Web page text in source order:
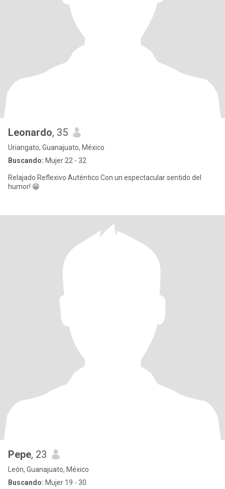
Leonardo, 35
Uriangato, Guanajuato, México
Buscando: Mujer 22 - 32
Relajado Reflexivo Auténtico Con un espectacular sentido del
humor! 😁
Pepe, 23
León, Guanajuato, México
Buscando: Mujer 19 - 30